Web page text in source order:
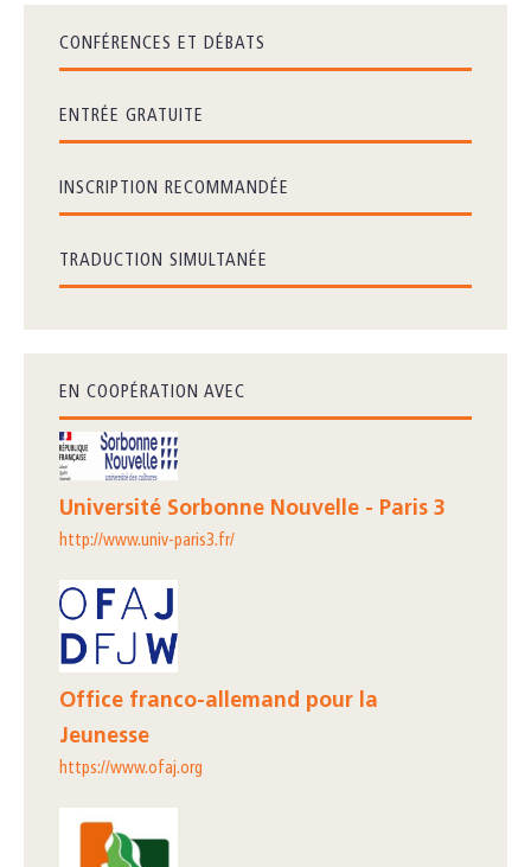
CONFÉRENCES ET DÉBATS
ENTRÉE GRATUITE
INSCRIPTION RECOMMANDÉE
TRADUCTION SIMULTANÉE
EN COOPÉRATION AVEC
Université Sorbonne Nouvelle - Paris 3
http://www.univ-paris3.fr/
Office franco-allemand pour la
Jeunesse
https://www.ofaj.org